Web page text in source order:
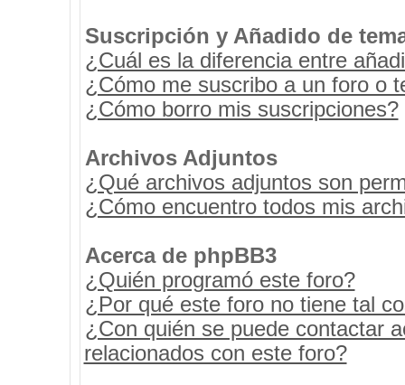
Suscripción y Añadido de
¿Cuál es la diferencia entre
¿Cómo me suscribo a un foro o
¿Cómo borro mis suscripciones?
Archivos Adjuntos
¿Qué archivos adjuntos son
¿Cómo encuentro todos mis
Acerca de phpBB3
¿Quién programó este foro?
¿Por qué este foro no tiene tal
¿Con quién se puede contactar
relacionados con este foro?